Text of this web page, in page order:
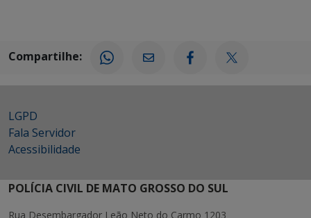
Compartilhe:
LGPD
Fala Servidor
Acessibilidade
POLÍCIA CIVIL DE MATO GROSSO DO SUL
Rua Desembargador Leão Neto do Carmo 1203